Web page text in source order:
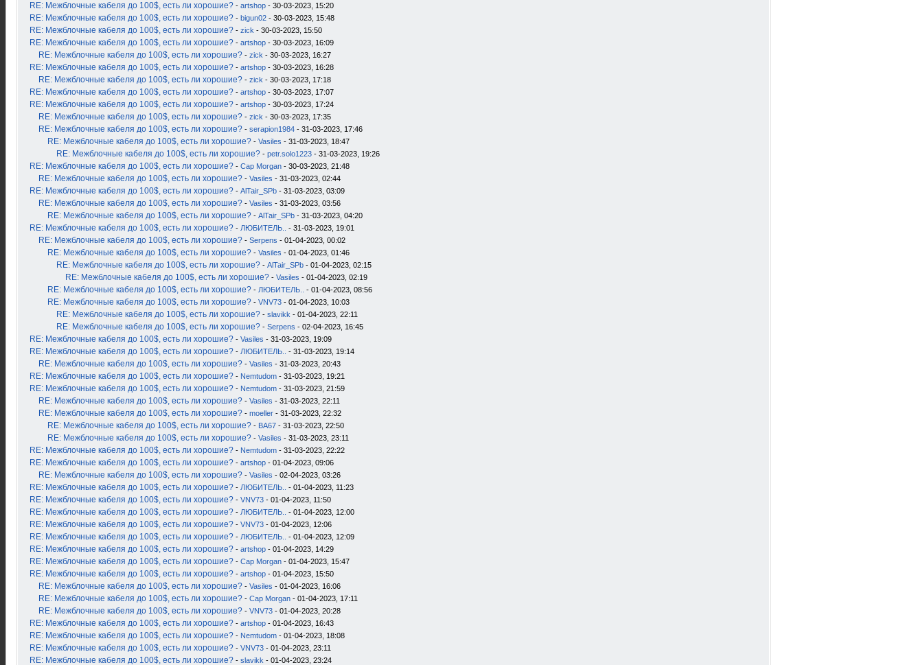
RE: Межблочные кабеля до 100$, есть ли хорошие? - artshop - 30-03-2023, 15:20
RE: Межблочные кабеля до 100$, есть ли хорошие? - bigun02 - 30-03-2023, 15:48
RE: Межблочные кабеля до 100$, есть ли хорошие? - zick - 30-03-2023, 15:50
RE: Межблочные кабеля до 100$, есть ли хорошие? - artshop - 30-03-2023, 16:09
RE: Межблочные кабеля до 100$, есть ли хорошие? - zick - 30-03-2023, 16:27
RE: Межблочные кабеля до 100$, есть ли хорошие? - artshop - 30-03-2023, 16:28
RE: Межблочные кабеля до 100$, есть ли хорошие? - zick - 30-03-2023, 17:18
RE: Межблочные кабеля до 100$, есть ли хорошие? - artshop - 30-03-2023, 17:07
RE: Межблочные кабеля до 100$, есть ли хорошие? - artshop - 30-03-2023, 17:24
RE: Межблочные кабеля до 100$, есть ли хорошие? - zick - 30-03-2023, 17:35
RE: Межблочные кабеля до 100$, есть ли хорошие? - serapion1984 - 31-03-2023, 17:46
RE: Межблочные кабеля до 100$, есть ли хорошие? - Vasiles - 31-03-2023, 18:47
RE: Межблочные кабеля до 100$, есть ли хорошие? - petr.solo1223 - 31-03-2023, 19:26
RE: Межблочные кабеля до 100$, есть ли хорошие? - Cap Morgan - 30-03-2023, 21:48
RE: Межблочные кабеля до 100$, есть ли хорошие? - Vasiles - 31-03-2023, 02:44
RE: Межблочные кабеля до 100$, есть ли хорошие? - AlTair_SPb - 31-03-2023, 03:09
RE: Межблочные кабеля до 100$, есть ли хорошие? - Vasiles - 31-03-2023, 03:56
RE: Межблочные кабеля до 100$, есть ли хорошие? - AlTair_SPb - 31-03-2023, 04:20
RE: Межблочные кабеля до 100$, есть ли хорошие? - ЛЮБИТЕЛЬ.. - 31-03-2023, 19:01
RE: Межблочные кабеля до 100$, есть ли хорошие? - Serpens - 01-04-2023, 00:02
RE: Межблочные кабеля до 100$, есть ли хорошие? - Vasiles - 01-04-2023, 01:46
RE: Межблочные кабеля до 100$, есть ли хорошие? - AlTair_SPb - 01-04-2023, 02:15
RE: Межблочные кабеля до 100$, есть ли хорошие? - Vasiles - 01-04-2023, 02:19
RE: Межблочные кабеля до 100$, есть ли хорошие? - ЛЮБИТЕЛЬ.. - 01-04-2023, 08:56
RE: Межблочные кабеля до 100$, есть ли хорошие? - VNV73 - 01-04-2023, 10:03
RE: Межблочные кабеля до 100$, есть ли хорошие? - slavikk - 01-04-2023, 22:11
RE: Межблочные кабеля до 100$, есть ли хорошие? - Serpens - 02-04-2023, 16:45
RE: Межблочные кабеля до 100$, есть ли хорошие? - Vasiles - 31-03-2023, 19:09
RE: Межблочные кабеля до 100$, есть ли хорошие? - ЛЮБИТЕЛЬ.. - 31-03-2023, 19:14
RE: Межблочные кабеля до 100$, есть ли хорошие? - Vasiles - 31-03-2023, 20:43
RE: Межблочные кабеля до 100$, есть ли хорошие? - Nemtudom - 31-03-2023, 19:21
RE: Межблочные кабеля до 100$, есть ли хорошие? - Nemtudom - 31-03-2023, 21:59
RE: Межблочные кабеля до 100$, есть ли хорошие? - Vasiles - 31-03-2023, 22:11
RE: Межблочные кабеля до 100$, есть ли хорошие? - moeller - 31-03-2023, 22:32
RE: Межблочные кабеля до 100$, есть ли хорошие? - ВА67 - 31-03-2023, 22:50
RE: Межблочные кабеля до 100$, есть ли хорошие? - Vasiles - 31-03-2023, 23:11
RE: Межблочные кабеля до 100$, есть ли хорошие? - Nemtudom - 31-03-2023, 22:22
RE: Межблочные кабеля до 100$, есть ли хорошие? - artshop - 01-04-2023, 09:06
RE: Межблочные кабеля до 100$, есть ли хорошие? - Vasiles - 02-04-2023, 03:26
RE: Межблочные кабеля до 100$, есть ли хорошие? - ЛЮБИТЕЛЬ.. - 01-04-2023, 11:23
RE: Межблочные кабеля до 100$, есть ли хорошие? - VNV73 - 01-04-2023, 11:50
RE: Межблочные кабеля до 100$, есть ли хорошие? - ЛЮБИТЕЛЬ.. - 01-04-2023, 12:00
RE: Межблочные кабеля до 100$, есть ли хорошие? - VNV73 - 01-04-2023, 12:06
RE: Межблочные кабеля до 100$, есть ли хорошие? - ЛЮБИТЕЛЬ.. - 01-04-2023, 12:09
RE: Межблочные кабеля до 100$, есть ли хорошие? - artshop - 01-04-2023, 14:29
RE: Межблочные кабеля до 100$, есть ли хорошие? - Cap Morgan - 01-04-2023, 15:47
RE: Межблочные кабеля до 100$, есть ли хорошие? - artshop - 01-04-2023, 15:50
RE: Межблочные кабеля до 100$, есть ли хорошие? - Vasiles - 01-04-2023, 16:06
RE: Межблочные кабеля до 100$, есть ли хорошие? - Cap Morgan - 01-04-2023, 17:11
RE: Межблочные кабеля до 100$, есть ли хорошие? - VNV73 - 01-04-2023, 20:28
RE: Межблочные кабеля до 100$, есть ли хорошие? - artshop - 01-04-2023, 16:43
RE: Межблочные кабеля до 100$, есть ли хорошие? - Nemtudom - 01-04-2023, 18:08
RE: Межблочные кабеля до 100$, есть ли хорошие? - VNV73 - 01-04-2023, 23:11
RE: Межблочные кабеля до 100$, есть ли хорошие? - slavikk - 01-04-2023, 23:24